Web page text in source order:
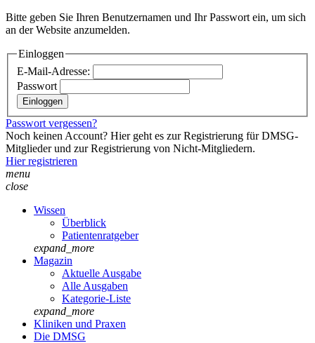
Bitte geben Sie Ihren Benutzernamen und Ihr Passwort ein, um sich
an der Website anzumelden.
Einloggen
E-Mail-Adresse:
Passwort
Passwort vergessen?
Noch keinen Account? Hier geht es zur Registrierung für DMSG-
Mitglieder und zur Registrierung von Nicht-Mitgliedern.
Hier registrieren
menu
close
Wissen
Überblick
Patientenratgeber
expand_more
Magazin
Aktuelle Ausgabe
Alle Ausgaben
Kategorie-Liste
expand_more
Kliniken und Praxen
Die DMSG